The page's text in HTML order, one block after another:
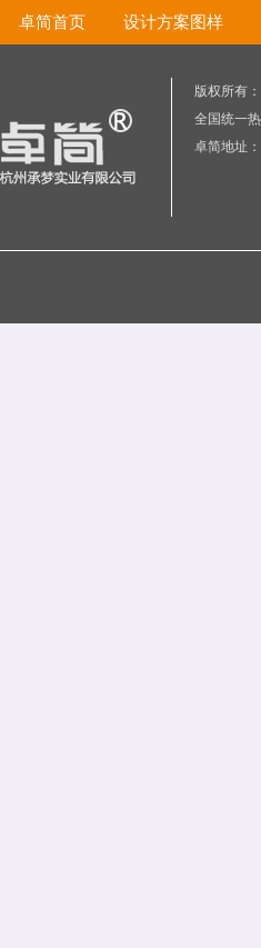
卓简首页 设计方案图样
版权所有
全国统一
卓简地址